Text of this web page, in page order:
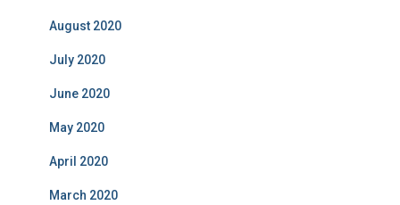
August 2020
July 2020
June 2020
May 2020
April 2020
March 2020